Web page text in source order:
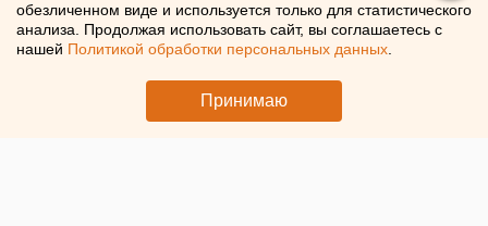
ситуации
обезличенном виде и используется только для статистического
анализа. Продолжая использовать сайт, вы соглашаетесь с
нашей Политикой обработки персональных данных
Принимаю